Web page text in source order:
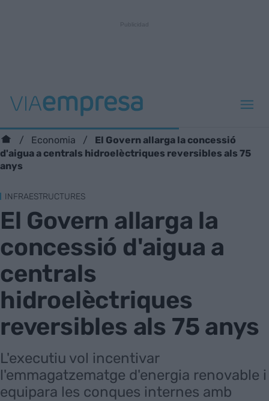
Economia
El Govern allarga la concessió
d'aigua a centrals hidroelèctriques reversibles als 75
anys
INFRAESTRUCTURES
El Govern allarga la
concessió d'aigua a
centrals
hidroelèctriques
reversibles als 75 anys
L'executiu vol incentivar
l'emmagatzematge d'energia renovable i
equipara les conques internes amb